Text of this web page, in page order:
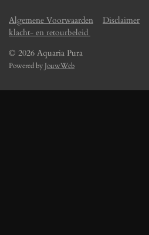
Algemene Voorwaarden Disclaimer
klacht- en retourbeleid
© 2026 Aquaria Pura
Powered by JouwWeb